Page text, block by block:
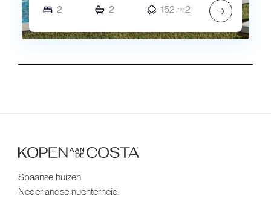
2
2 152 m2 →
Spaanse huizen,
Nederlandse nuchterheid.